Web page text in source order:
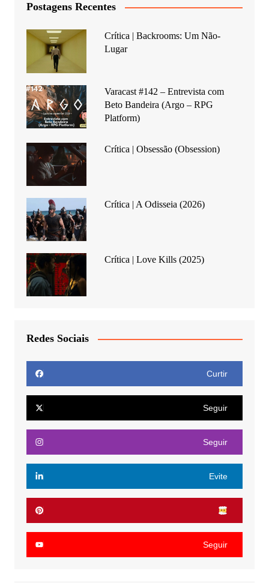
Postagens Recentes
Crítica | Backrooms: Um Não-
Lugar
Varacast #142 – Entrevista com
Beto Bandeira (Argo – RPG
Platform)
Crítica | Obsessão (Obsession)
Crítica | A Odisseia (2026)
Crítica | Love Kills (2025)
Redes Sociais
Curtir
Seguir
Seguir
Evite
Seguir